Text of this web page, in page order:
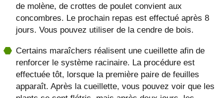
de molène, de crottes de poulet convient aux
concombres. Le prochain repas est effectué après 8
jours. Vous pouvez utiliser de la cendre de bois.
Certains maraîchers réalisent une cueillette afin de
renforcer le système racinaire. La procédure est
effectuée tôt, lorsque la première paire de feuilles
apparaît. Après la cueillette, vous pouvez voir que les